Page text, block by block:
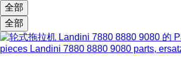
全部
全部